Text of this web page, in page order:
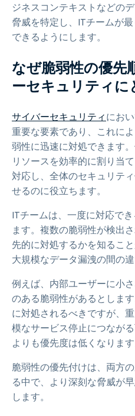
ジネスコンテキストなどの
脅威を特定し、ITチームが
できるようにします。
なぜ脆弱性の優先
ーセキュリティ
サイバーセキュリティにお
重要な要素であり、これに
弱性に迅速に対処できます
リソースを効率的に割り当
対応し、全体のセキュリテ
せるのに役立ちます。
ITチームは、一度に対応で
ます。複数の脆弱性が検出
先的に対処するかを知るこ
大規模なデータ漏洩の間の
例えば、内部ユーザーに小
のある脆弱性があるとしま
に対処されるべきですが、
模なサービス停止につなが
よりも優先度は低くなります
脆弱性の優先付けは、両方
る中で、より深刻な脅威が
します。